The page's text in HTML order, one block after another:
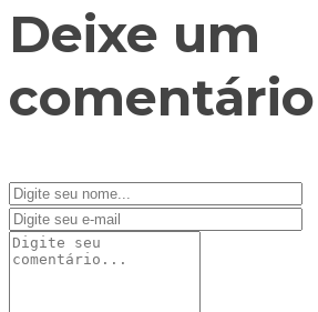
Deixe um
comentário